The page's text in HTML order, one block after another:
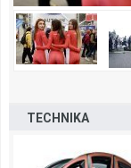
TECHNIKA